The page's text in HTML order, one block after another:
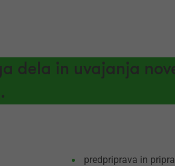
dela in uvajanja
predpriprava in